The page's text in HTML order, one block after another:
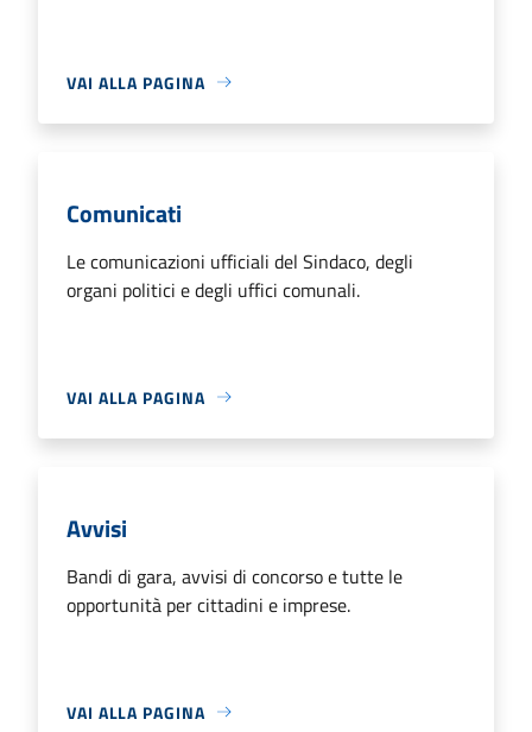
VAI ALLA PAGINA
Comunicati
Le comunicazioni ufficiali del Sindaco, degli
organi politici e degli uffici comunali.
VAI ALLA PAGINA
Avvisi
Bandi di gara, avvisi di concorso e tutte le
opportunità per cittadini e imprese.
VAI ALLA PAGINA